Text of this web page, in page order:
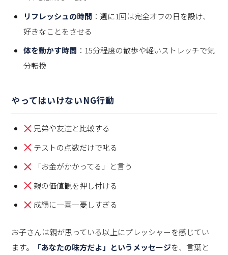
リフレッシュの時間 ：週に1回は完全オフの日を設け、
好きなことをさせる
体を動かす時間 ：15分程度の散歩や軽いストレッチで気
分転換
やってはいけないNG行動
兄弟や友達と比較する
テストの点数だけで叱る
「お金がかかってる」と言う
親の価値観を押し付ける
成績に一喜一憂しすぎる
お子さんは親が思っている以上にプレッシャーを感じてい
ます。
「あなたの味方だよ」というメッセージを、言葉と